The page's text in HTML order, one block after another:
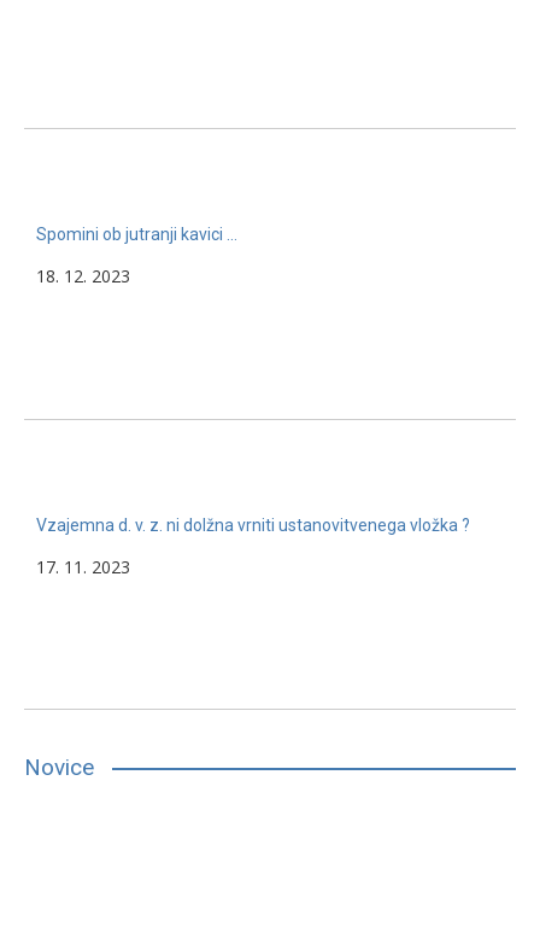
Spomini ob jutranji kavici …
18. 12. 2023
Vzajemna d. v. z. ni dolžna vrniti ustanovitvenega vložka ?
17. 11. 2023
Novice